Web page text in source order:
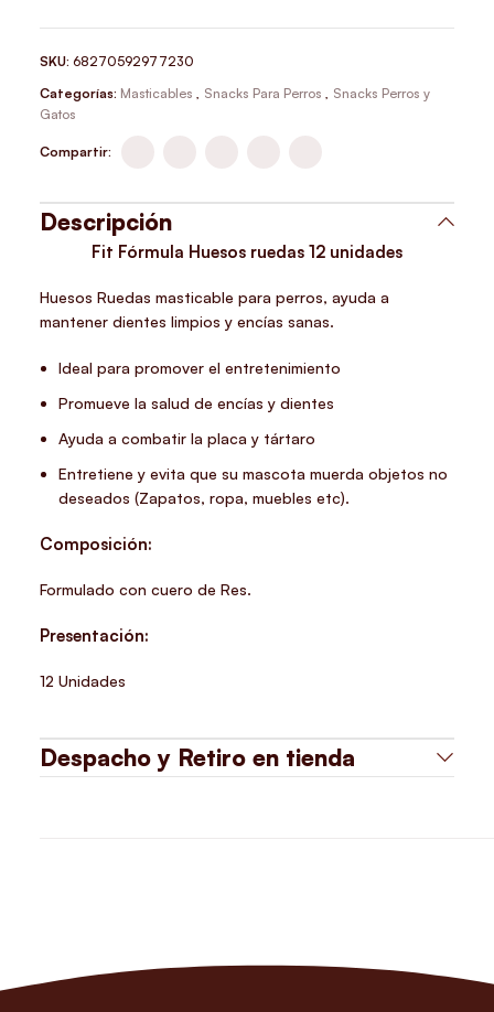
SKU:68270592977230
Categorías: Masticables Snacks Para Perros
Snacks Perros y
Gatos
Compartir:
Descripción
Fit Fórmula Huesos ruedas 12 unidades
Huesos Ruedas masticable para perros, ayuda a
mantener dientes limpios y encías sanas.
Ideal para promover el entretenimiento
Promueve la salud de encías y dientes
Ayuda a combatir la placa y tártaro
Entretiene y evita que su mascota muerda objetos no
deseados (Zapatos, ropa, muebles etc).
Composición:
Formulado con cuero de Res.
Presentación:
12 Unidades
Despacho y Retiro en tienda